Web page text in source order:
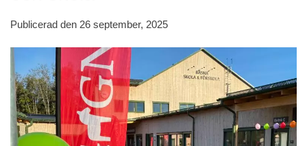
Publicerad den 26 september, 2025